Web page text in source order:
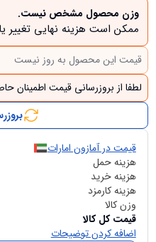
وزن محصول مشخص نیست.
ممکن است هزینه نهایی تغییر
قیمت این محصول به روز نیست
لطفا از بروزرسانی قیمت اطمینان
قیمت در آمازون امارات
هزینه حمل
هزینه خرید
هزینه کارمزد
وزن کالا
قیمت کل کالا
اضافه کردن توضیحات